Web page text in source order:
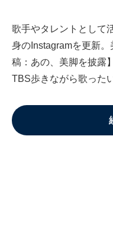
歌手やタレントとして
身のInstagramを更新
稿：あの、美脚を披露
TBS歩きながら歌った